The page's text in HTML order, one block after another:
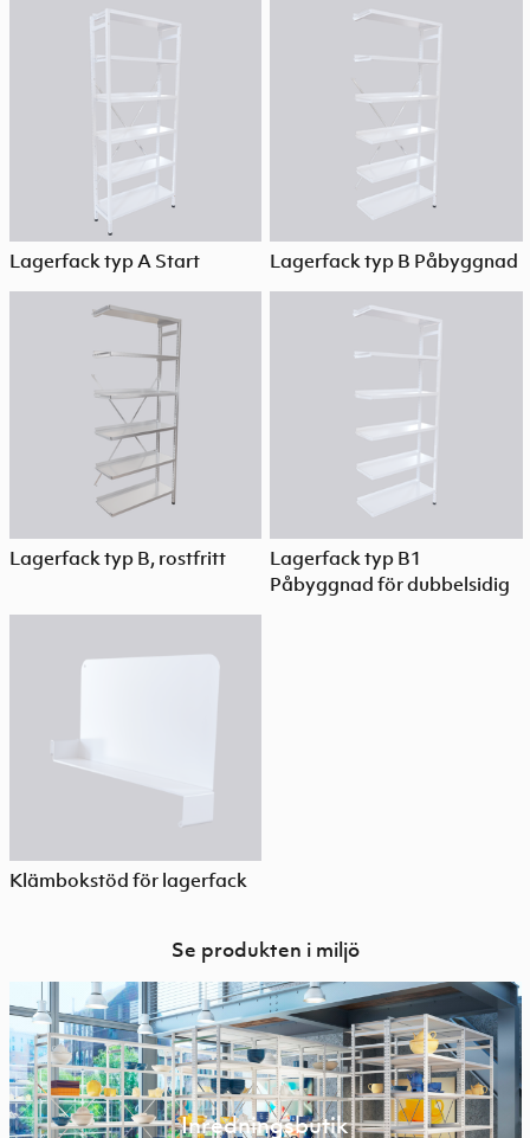
Lagerfack typ A Start Lagerfack typ B Påbyggnad
Lagerfack typ B, rostfritt
Lagerfack typ B1
Påbyggnad för dubbelsidig
Klämbokstöd för lagerfack
Se produkten i miljö
Inredningsbutik